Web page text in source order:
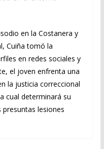
en la Costanera y
Cuiña tomó la
en redes sociales y
el joven enfrenta una
la justicia correccional
cual determinará su
lesiones